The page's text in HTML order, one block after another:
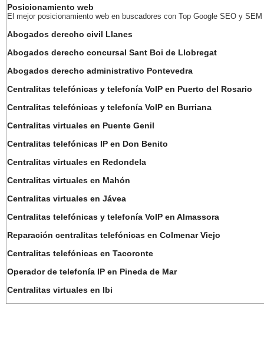
Posicionamiento web
El mejor posicionamiento web en buscadores con Top Google SEO y SEM
Abogados derecho civil Llanes
Abogados derecho concursal Sant Boi de Llobregat
Abogados derecho administrativo Pontevedra
Centralitas telefónicas y telefonía VoIP en Puerto del Rosario
Centralitas telefónicas y telefonía VoIP en Burriana
Centralitas virtuales en Puente Genil
Centralitas telefónicas IP en Don Benito
Centralitas virtuales en Redondela
Centralitas virtuales en Mahón
Centralitas virtuales en Jávea
Centralitas telefónicas y telefonía VoIP en Almassora
Reparación centralitas telefónicas en Colmenar Viejo
Centralitas telefónicas en Tacoronte
Operador de telefonía IP en Pineda de Mar
Centralitas virtuales en Ibi